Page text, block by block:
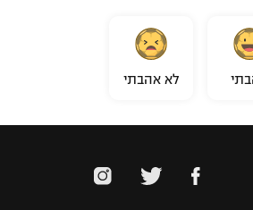
לא אהבתי